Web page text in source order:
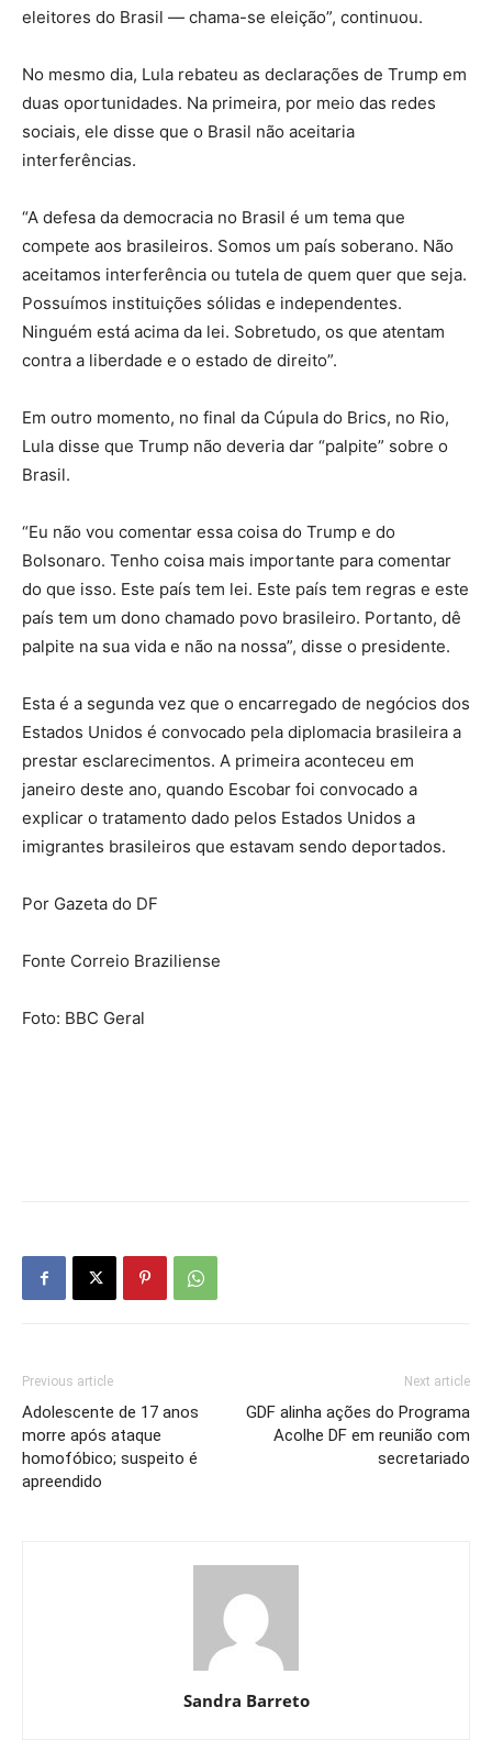
eleitores do Brasil — chama-se eleição”, continuou.
No mesmo dia, Lula rebateu as declarações de Trump em
duas oportunidades. Na primeira, por meio das redes
sociais, ele disse que o Brasil não aceitaria
interferências.
“A defesa da democracia no Brasil é um tema que
compete aos brasileiros. Somos um país soberano. Não
aceitamos interferência ou tutela de quem quer que seja.
Possuímos instituições sólidas e independentes.
Ninguém está acima da lei. Sobretudo, os que atentam
contra a liberdade e o estado de direito”.
Em outro momento, no final da Cúpula do Brics, no Rio,
Lula disse que Trump não deveria dar “palpite” sobre o
Brasil.
“Eu não vou comentar essa coisa do Trump e do
Bolsonaro. Tenho coisa mais importante para comentar
do que isso. Este país tem lei. Este país tem regras e este
país tem um dono chamado povo brasileiro. Portanto, dê
palpite na sua vida e não na nossa”, disse o presidente.
Esta é a segunda vez que o encarregado de negócios dos
Estados Unidos é convocado pela diplomacia brasileira a
prestar esclarecimentos. A primeira aconteceu em
janeiro deste ano, quando Escobar foi convocado a
explicar o tratamento dado pelos Estados Unidos a
imigrantes brasileiros que estavam sendo deportados.
Por Gazeta do DF
Fonte Correio Braziliense
Foto: BBC Geral
Previous article
Adolescente de 17 anos
morre após ataque
homofóbico; suspeito é
apreendido
Next article
GDF alinha ações do Programa
Acolhe DF em reunião com
secretariado
Sandra Barreto